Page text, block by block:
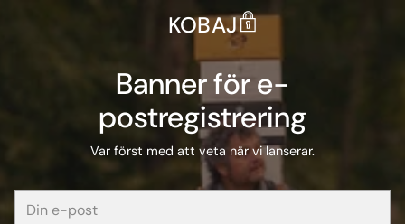
KOBAJ
Banner för e-
postregistrering
Var först med att veta när vi lanserar.